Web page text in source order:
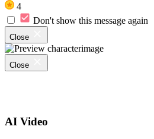
4
Don't show this message again
Close
Close
AI Video